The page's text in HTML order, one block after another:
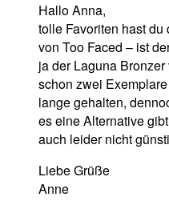
Hallo Anna,
tolle Favoriten hast
von Too Faced – ist
ja der Laguna
schon zwei
lange gehalten,
es eine Alternative
auch leider nicht
Liebe Grüße
Anne